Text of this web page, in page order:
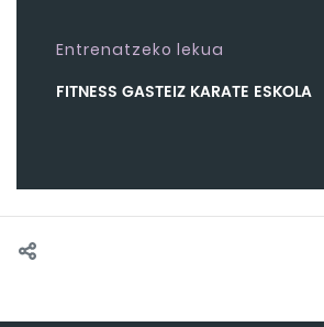
Entrenatzeko lekua
FITNESS GASTEIZ KARATE ESKOLA